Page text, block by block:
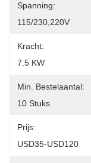
Spanning:
115/230,220V
Kracht:
7.5 KW
Min. Bestelaantal:
10 Stuks
Prijs:
USD35-USD120